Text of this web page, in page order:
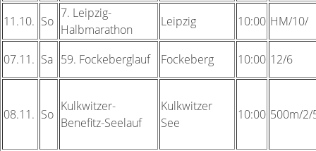
11.10. So
7. Leipzig-
Halbmarathon
Leipzig 10:00 HM/10/
07.11. Sa 59. Fockeberglauf Fockeberg 10:00 12/6
08.11. So
Kulkwitzer-
Benefitz-Seelauf
Kulkwitzer
See
10:00 500m/2/